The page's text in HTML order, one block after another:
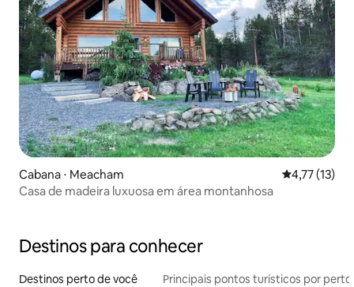
Cabana ⋅ Meacham 4,77 de uma
4,77 (13)
Casa de madeira luxuosa em área montanhosa
Destinos para conhecer
Destinos perto de você Principais pontos turísticos por perto